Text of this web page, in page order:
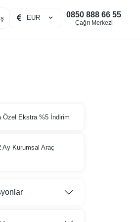
EUR
Çağrı Merkezi
0850 888 66 55
Özel Ekstra %5 İndirim
Ay Kurumsal Araç